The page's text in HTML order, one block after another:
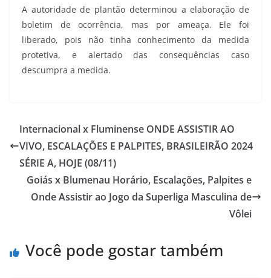
A autoridade de plantão determinou a elaboração de
boletim de ocorrência, mas por ameaça. Ele foi
liberado, pois não tinha conhecimento da medida
protetiva, e alertado das consequências caso
descumpra a medida.
Internacional x Fluminense ONDE ASSISTIR AO
VIVO, ESCALAÇÕES E PALPITES, BRASILEIRÃO 2024
SÉRIE A, HOJE (08/11)
Goiás x Blumenau Horário, Escalações, Palpites e
Onde Assistir ao Jogo da Superliga Masculina de
Vôlei
Você pode gostar também